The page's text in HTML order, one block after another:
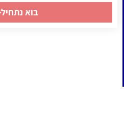
בוא נתחיל